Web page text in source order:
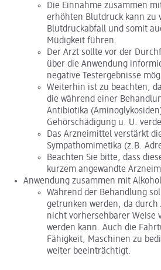
Die Einnahme zusammen
erhöhten Blutdruck kann zu
Blutdruckabfall und somit
Müdigkeit führen.
Der Arzt sollte vor der
über die Anwendung
negative Testergebnisse
Weiterhin ist zu beachten,
die während einer
Antibiotika
Gehörschädigung u. U.
Das Arzneimittel verstärkt
Sympathomimetika (z.B.
Beachten Sie bitte, dass
kurzem angewandte
Anwendung zusammen mit Alkohol
Während der Behandlung
getrunken werden, da durch
nicht vorhersehbarer Weise
werden kann. Auch die
Fähigkeit, Maschinen zu
weiter beeinträchtigt.